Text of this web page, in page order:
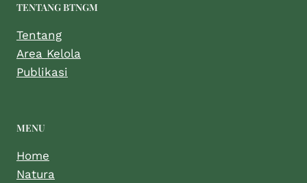
TENTANG BTNGM
Tentang
Area Kelola
Publikasi
MENU
Home
Natura